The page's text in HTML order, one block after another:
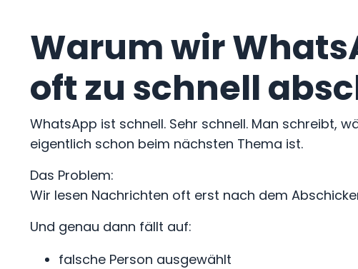
Warum wir
oft zu schnell
WhatsApp ist schnell. Sehr schnell. Man schreibt,
eigentlich schon beim nächsten Thema ist.
Das Problem:
Wir lesen Nachrichten oft erst nach dem
Und genau dann fällt auf:
falsche Person ausgewählt